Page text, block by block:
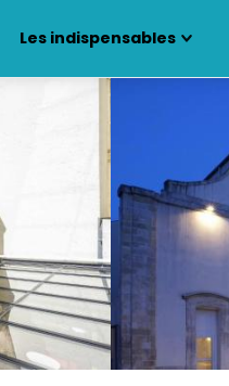
Les indispensables